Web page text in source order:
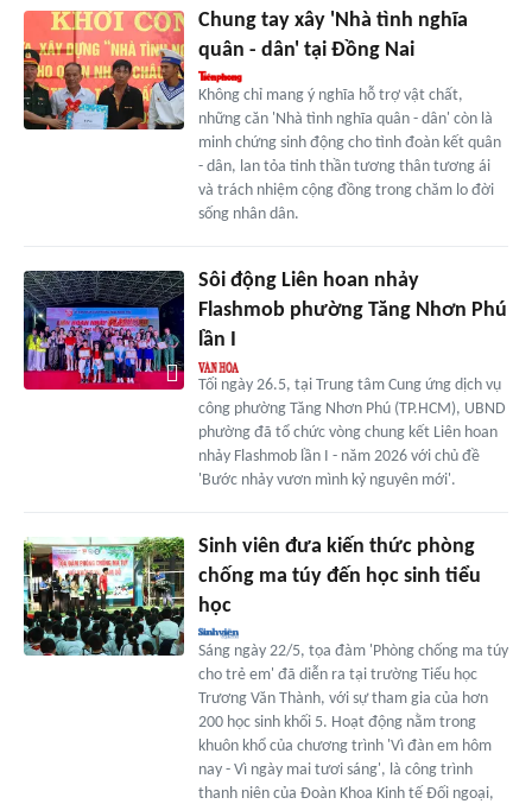
Chung tay xây 'Nhà tình nghĩa
quân - dân' tại Đồng Nai
Không chỉ mang ý nghĩa hỗ trợ vật chất,
những căn 'Nhà tình nghĩa quân - dân' còn là
minh chứng sinh động cho tình đoàn kết quân
- dân, lan tỏa tinh thần tương thân tương ái
và trách nhiệm cộng đồng trong chăm lo đời
sống nhân dân.
Sôi động Liên hoan nhảy
Flashmob phường Tăng Nhơn Phú
lần I
Tối ngày 26.5, tại Trung tâm Cung ứng dịch vụ
công phường Tăng Nhơn Phú (TP.HCM), UBND
phường đã tổ chức vòng chung kết Liên hoan
nhảy Flashmob lần I - năm 2026 với chủ đề
'Bước nhảy vươn mình kỷ nguyên mới'.
Sinh viên đưa kiến thức phòng
chống ma túy đến học sinh tiểu
học
Sáng ngày 22/5, tọa đàm 'Phòng chống ma túy
cho trẻ em' đã diễn ra tại trường Tiểu học
Trương Văn Thành, với sự tham gia của hơn
200 học sinh khối 5. Hoạt động nằm trong
khuôn khổ của chương trình 'Vì đàn em hôm
nay - Vì ngày mai tươi sáng', là công trình
thanh niên của Đoàn Khoa Kinh tế Đối ngoại,